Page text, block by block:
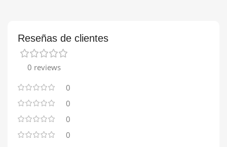
Reseñas de clientes
0 reviews
0
0
0
0